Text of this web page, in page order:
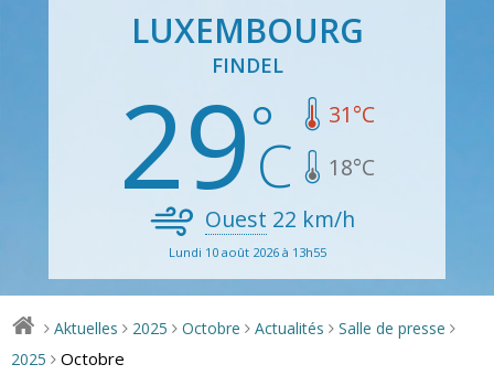
LUXEMBOURG
FINDEL
29 31°C
18°C
Ouest 22 km/h
Lundi 10 août 2026 à 13h55
> Aktuelles > 2025 > Octobre > Actualités > Salle de presse >
2025 > Octobre